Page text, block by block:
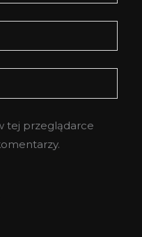
tej przeglądarce